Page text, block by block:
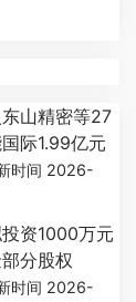
山精密等27
际1.99亿元
时间 2026-
资1000万元
分股权
时间 2026-